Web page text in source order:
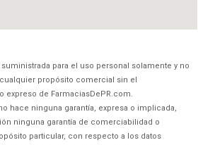
para el uso personal solamente y no
propósito comercial sin el
expreso de FarmaciasDePR.com.
hace ninguna garantía, expresa o implicada,
ninguna garantía de comerciabilidad o
particular, con respecto a los datos